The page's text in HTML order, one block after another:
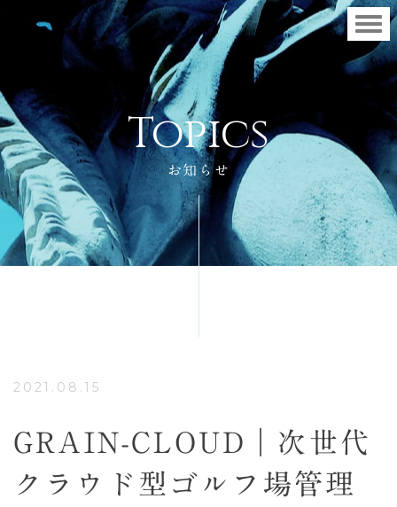
お知らせ
Topics
2021.08.15
GRAIN-CLOUD｜次世代
クラウド型ゴルフ場管理